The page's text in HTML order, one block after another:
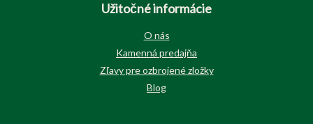
Užitočné informácie
O nás
Kamenná predajňa
Zľavy pre ozbrojené zložky
Blog